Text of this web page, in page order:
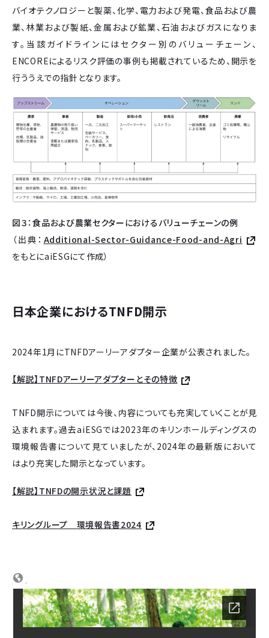
バイオテクノロジーと製薬、化学、電力および発電、食品および農
業、林業および製紙、金属および鉱業、石油およびガスになりま
す。当該ガイドラインにはセクター別のバリューチェーン、
ENCOREによるリスク評価の事例も掲載されているため、開示を
行ううえでの指針となります。
図３：食品および農業セクターにおけるバリューチェーンの例
（出典： Additional-Sector-Guidance-Food-and-Agri
をもとにaiESGにて作成）
日本企業におけるTNFD開示
2024年1月にTNFDアーリーアダプター企業が公表されました。
【解説】TNFDアーリーアダプターとその特徴
TNFD開示については今後、内容についても充実していくことが見
込まれます。過去aiESGでは2023年のキリンホールディングスの
環境報告書について見ていましたが、2024年の最新版において
はより充実した開示となっています。
【解説】TNFDの開示状況と課題
キリングループ 環境報告書2024